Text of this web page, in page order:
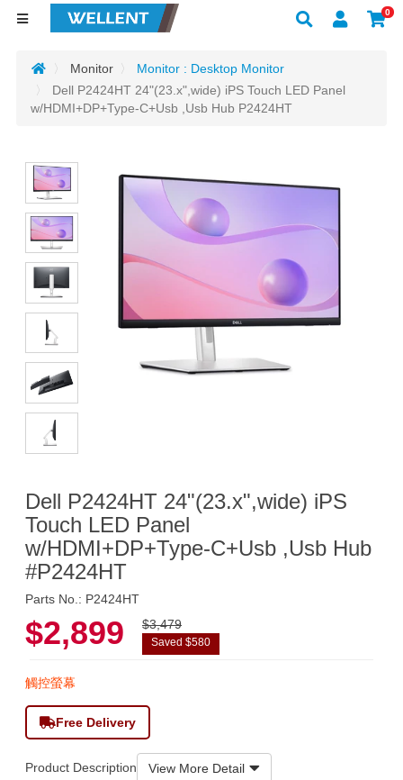
0
Monitor
Monitor : Desktop Monitor
Dell P2424HT 24"(23.x",wide) iPS Touch LED Panel
w/HDMI+DP+Type-C+Usb ,Usb Hub P2424HT
Dell P2424HT 24"(23.x",wide) iPS
Touch LED Panel
w/HDMI+DP+Type-C+Usb ,Usb Hub
#P2424HT
Parts No.: P2424HT
$2,899 $3,479
Saved $580
觸控螢幕
Free Delivery
Product Description
View More Detail